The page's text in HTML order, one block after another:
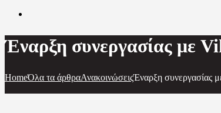
Έναρξη συνεργασίας με
HomeΌλα τα άρθραΑνακοινώσειςΈναρξη συνεργασίας